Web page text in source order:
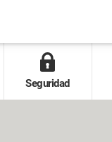
Seguridad